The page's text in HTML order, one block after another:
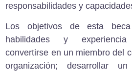
responsabilidades y
Los objetivos de esta
habilidades y
convertirse en un miembro del
organización; desarrollar